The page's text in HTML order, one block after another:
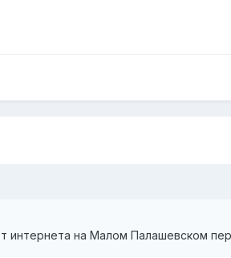
интернета на Малом Палашевском